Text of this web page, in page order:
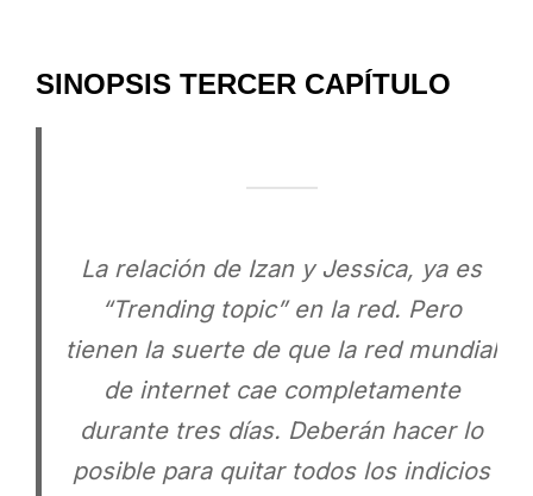
SINOPSIS TERCER CAPÍTULO
La relación de Izan y Jessica, ya es
“Trending topic” en la red. Pero
tienen la suerte de que la red mundial
de internet cae completamente
durante tres días. Deberán hacer lo
posible para quitar todos los indicios